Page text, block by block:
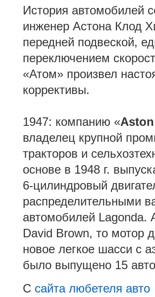
История автомобилей
инженер Астона Клод
передней подвеской,
переключением
«Атом» произвел
коррективы.
1947: компанию «
владелец крупной
тракторов и
основе в 1948 г.
6-цилиндровый
распределительными
автомобилей Lagonda.
David Brown, то мотор
новое легкое шасси с
было выпущено 15
С сайта любетеля авто